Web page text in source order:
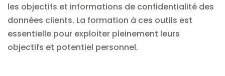
les objectifs et informations de confidentialité des
données clients. La formation à ces outils est
essentielle pour exploiter pleinement leurs
objectifs et potentiel personnel.